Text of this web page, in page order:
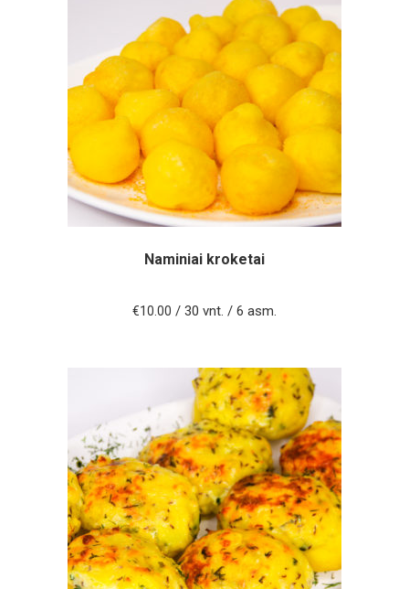
Naminiai kroketai
€10.00 / 30 vnt. / 6 asm.